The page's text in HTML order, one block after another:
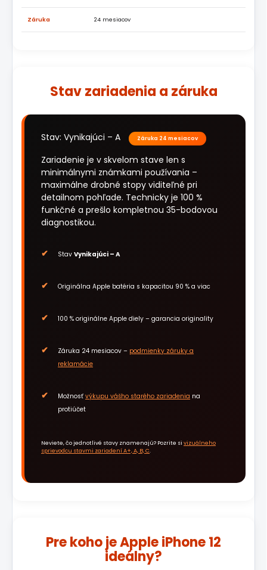
Záruka 24 mesiacov
Stav zariadenia a záruka
Stav: Vynikajúci – A Záruka 24 mesiacov
Zariadenie je v skvelom stave len s
minimálnymi známkami používania –
maximálne drobné stopy viditeľné pri
detailnom pohľade. Technicky je 100 %
funkčné a prešlo kompletnou 35-bodovou
diagnostikou.
Stav Vynikajúci – A
Originálna Apple batéria s kapacitou 90 % a viac
100 % originálne Apple diely – garancia originality
Záruka 24 mesiacov – podmienky záruky a
reklamácie
Možnosť výkupu vášho starého zariadenia na
protiúčet
Neviete, čo jednotlivé stavy znamenajú? Pozrite si vizuálneho
sprievodcu stavmi zariadení A+, A, B, C.
Pre koho je Apple iPhone 12
ideálny?